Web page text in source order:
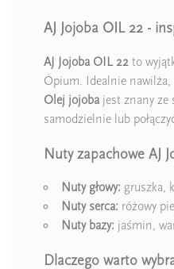
AJ Jojoba OIL 22 -
AJ Jojoba OIL 22 to
Opium. Idealnie nawilża,
Olej jojoba jest znany ze
samodzielnie lub
Nuty zapachowe AJ
Nuty głowy: gruszka,
Nuty serca: różowy
Nuty bazy: jaśmin,
Dlaczego warto